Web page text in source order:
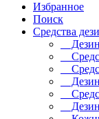
Избранное
Поиск
Средства